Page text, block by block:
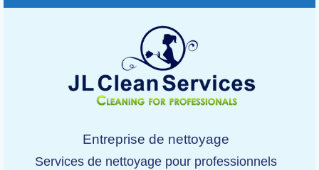
Entreprise de nettoyage
Services de nettoyage pour professionnels